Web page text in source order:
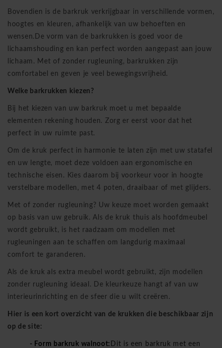
Bovendien is de barkruk verkrijgbaar in verschillende vormen,
hoogtes en kleuren, afhankelijk van uw behoeften en
wensen.De vorm van de barkrukken is goed voor de
lichaamshouding en kan perfect worden aangepast aan jouw
lichaam. Met of zonder rugleuning, barkrukken zijn
comfortabel en geven je veel bewegingsvrijheid.
Welke barkrukken kiezen?
Bij het kiezen van uw barkruk moet u met bepaalde
elementen rekening houden. Zorg er eerst voor dat het
perfect in uw ruimte past.
Om de kruk perfect in harmonie te laten zijn met uw statafel
en uw lengte, moet deze voldoen aan ergonomische en
technische eisen. Kies daarom bij voorkeur voor in hoogte
verstelbare modellen, met 4 poten, draaibaar of met glijders.
Met of zonder rugleuning? Uw keuze moet worden gemaakt
op basis van uw gebruik. Als de kruk thuis als hoofdmeubel
wordt gebruikt, is het raadzaam om modellen met
rugleuningen aan te schaffen om langdurig maximaal
comfort te garanderen.
Als de kruk als extra meubel wordt gebruikt, zijn modellen
zonder rugleuning ideaal. De kleurkeuze hangt af van uw
interieurinrichting en de sfeer die u wilt creëren.
Hier is een kort overzicht van de krukken die beschikbaar zijn
op de site:
- Form barkruk walnoot:
Dit is een barkruk met een